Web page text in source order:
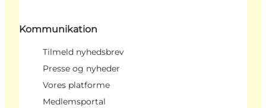
Kommunikation
Tilmeld nyhedsbrev
Presse og nyheder
Vores platforme
Medlemsportal